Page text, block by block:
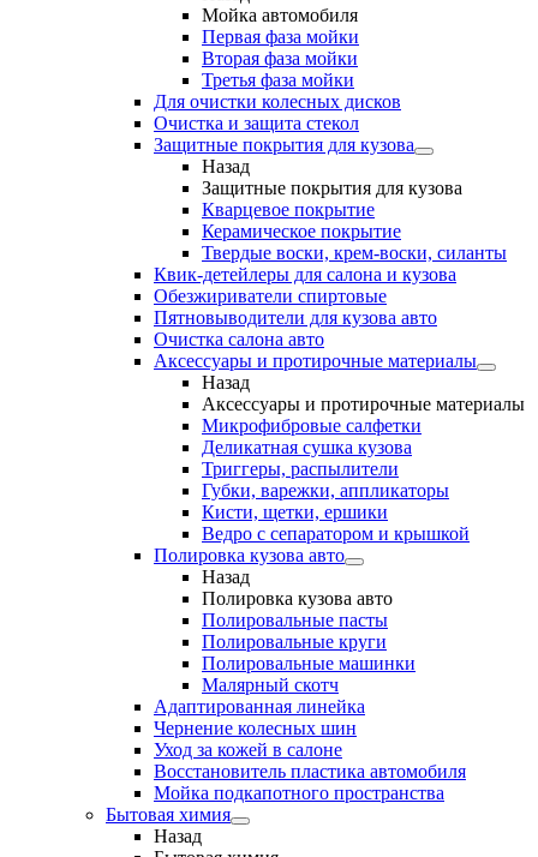
Мойка автомобиля
Первая фаза мойки
Вторая фаза мойки
Третья фаза мойки
Для очистки колесных дисков
Очистка и защита стекол
Защитные покрытия для кузова
Назад
Защитные покрытия для кузова
Кварцевое покрытие
Керамическое покрытие
Твердые воски, крем-воски, силанты
Квик-детейлеры для салона и кузова
Обезжириватели спиртовые
Пятновыводители для кузова авто
Очистка салона авто
Аксессуары и протирочные материалы
Назад
Аксессуары и протирочные материалы
Микрофибровые салфетки
Деликатная сушка кузова
Триггеры, распылители
Губки, варежки, аппликаторы
Кисти, щетки, ершики
Ведро с сепаратором и крышкой
Полировка кузова авто
Назад
Полировка кузова авто
Полировальные пасты
Полировальные круги
Полировальные машинки
Малярный cкотч
Адаптированная линейка
Чернение колесных шин
Уход за кожей в салоне
Восстановитель пластика автомобиля
Мойка подкапотного пространства
Бытовая химия
Назад